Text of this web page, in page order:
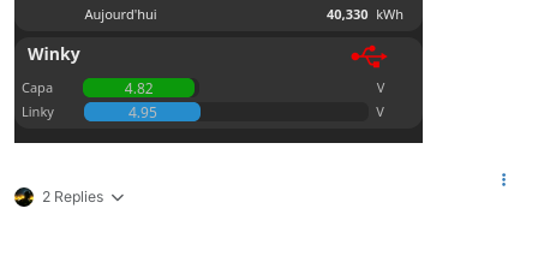
2 Replies